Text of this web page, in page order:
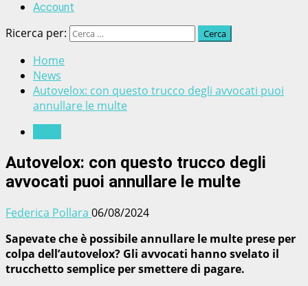
Account
Ricerca per:
Home
News
Autovelox: con questo trucco degli avvocati puoi
annullare le multe
Autovelox: con questo trucco degli
avvocati puoi annullare le multe
Federica Pollara 06/08/2024
Sapevate che è possibile annullare le multe prese per
colpa dell’autovelox? Gli avvocati hanno svelato il
trucchetto semplice per smettere di pagare.